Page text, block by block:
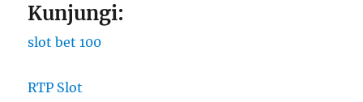
Kunjungi:
slot bet 100
RTP Slot